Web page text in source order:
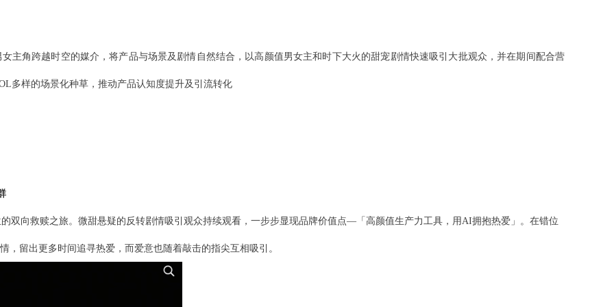
主角跨越时空的媒介，将产品与场景及剧情自然结合，以高颜值男女主和时下大火的甜宠剧情快速吸引大批观众，并在期间配合营
多样的场景化种草，推动产品认知度提升及引流转化
双向救赎之旅。微甜悬疑的反转剧情吸引观众持续观看，一步步显现品牌价值点—「高颜值生产力工具，用AI拥抱热爱」。在错位
，留出更多时间追寻热爱，而爱意也随着敲击的指尖互相吸引。